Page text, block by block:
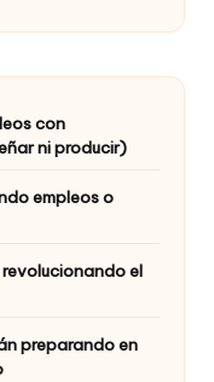
con
ni producir)
empleos o
el
preparando en